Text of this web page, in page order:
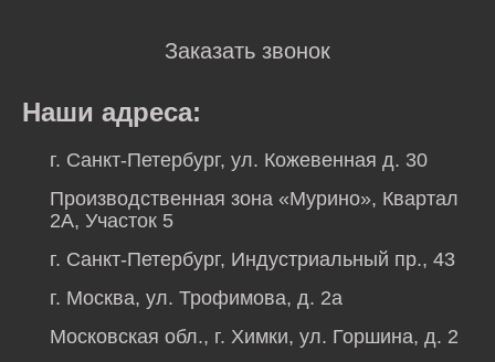
Заказать звонок
Наши адреса:
г. Санкт-Петербург, ул. Кожевенная д. 30
Производственная зона «Мурино», Квартал
2А, Участок 5
г. Санкт-Петербург, Индустриальный пр., 43
г. Москва, ул. Трофимова, д. 2а
Московская обл., г. Химки, ул. Горшина, д. 2